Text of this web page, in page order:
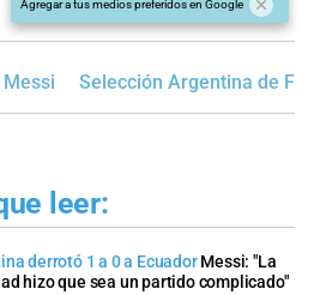
Agregar a tus medios preferidos en Google
Selección Argentina de
leer:
derrotó 1 a 0 a Ecuador Messi: "La
hizo que sea un partido complicado"